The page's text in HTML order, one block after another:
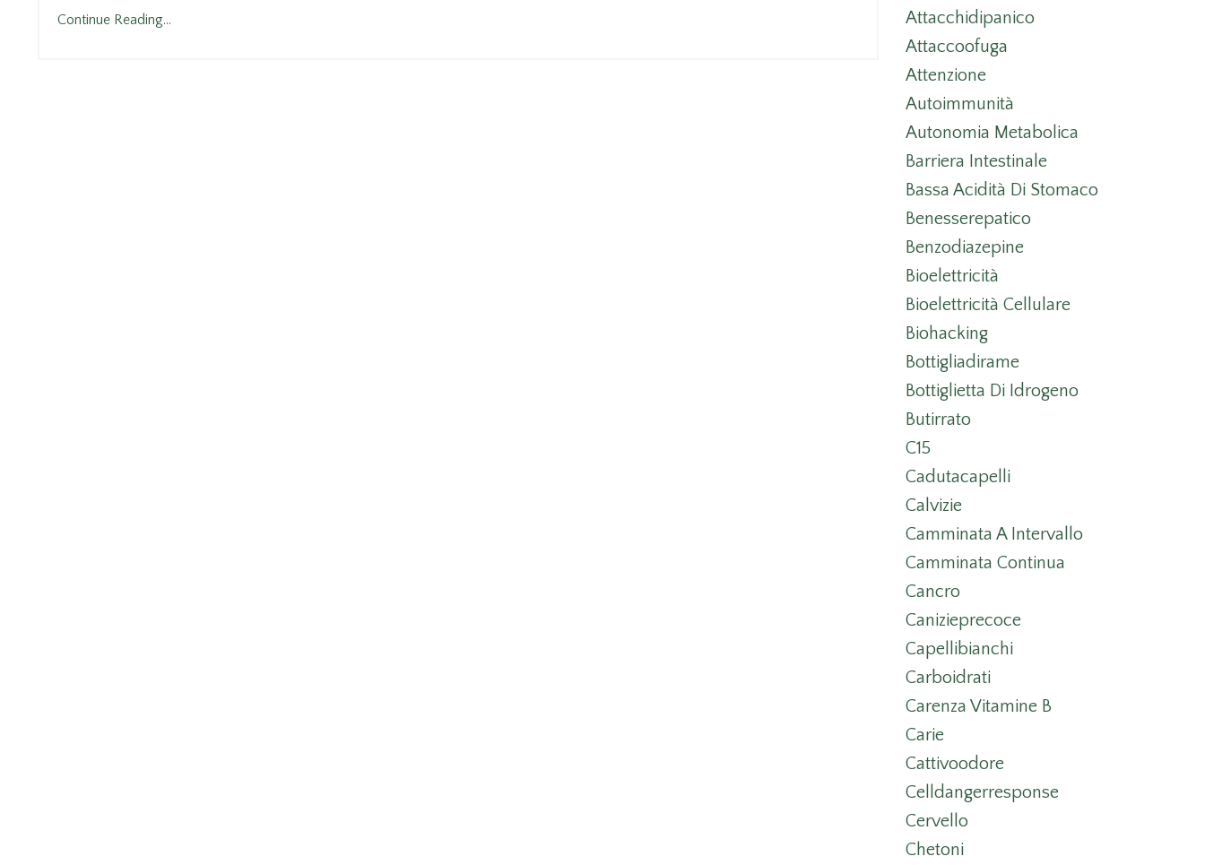
Continue Reading...
Attacchidipanico
Attaccoofuga
Attenzione
Autoimmunità
Autonomia Metabolica
Barriera Intestinale
Bassa Acidità Di Stomaco
Benesserepatico
Benzodiazepine
Bioelettricità
Bioelettricità Cellulare
Biohacking
Bottigliadirame
Bottiglietta Di Idrogeno
Butirrato
C15
Cadutacapelli
Calvizie
Camminata A Intervallo
Camminata Continua
Cancro
Canizieprecoce
Capellibianchi
Carboidrati
Carenza Vitamine B
Carie
Cattivoodore
Celldangerresponse
Cervello
Chetoni